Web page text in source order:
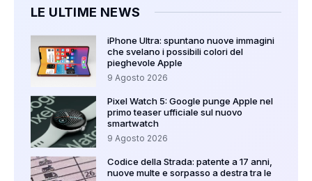
LE ULTIME NEWS
iPhone Ultra: spuntano nuove immagini
che svelano i possibili colori del
pieghevole Apple
9 Agosto 2026
Pixel Watch 5: Google punge Apple nel
primo teaser ufficiale sul nuovo
smartwatch
9 Agosto 2026
Codice della Strada: patente a 17 anni,
nuove multe e sorpasso a destra tra le